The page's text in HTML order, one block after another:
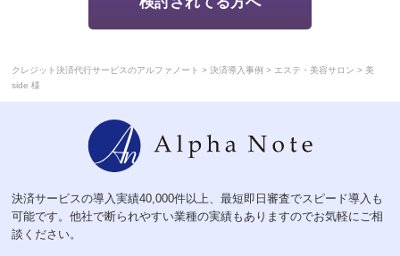
クレジット決済代行サービスのアルファノート >決済導入事例 > エステ・美容サロン > 美
side 様
決済サービスの導入実績40,000件以上、最短即日審査でスピード導入も
可能です。他社で断られやすい業種の実績もありますのでお気軽にご相
談ください。